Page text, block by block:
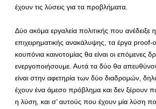
έχουν τις λύσεις για τα προβλήματα.
Δύο ακόμα εργαλεία πολιτικής που ανέδειξε η
επιχειρηματικής ανακάλυψης, τα έργα proof-
κουπόνια καινοτομίας θα είναι οι επόμενες
ενεργοποιήσουμε. Αυτά τα δύο θα
είναι στην αφετηρία των δύο διαδρομών,
έχουν ένα άμεσο πρόβλημα και δεν ξέρουν
η λύση, και σ’ αυτούς που έχουν μία λύση